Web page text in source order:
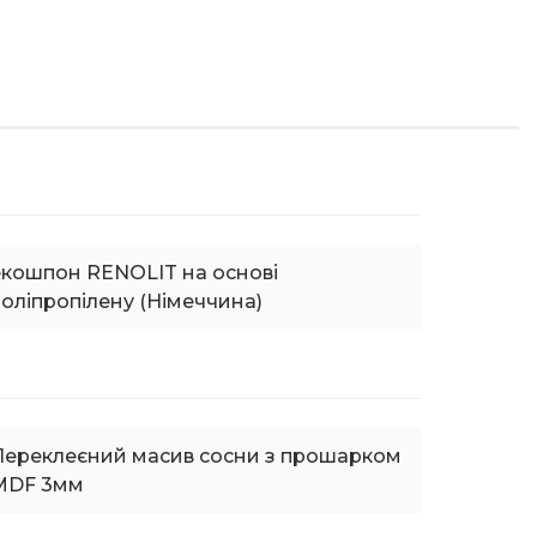
RENOLIT на основі
(Німеччина)
масив сосни з прошарком
3мм